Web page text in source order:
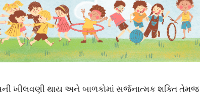
ખીલવણી થાય અને બાળકોમાં સર્જનાત્મક શક્તિ તેમજ